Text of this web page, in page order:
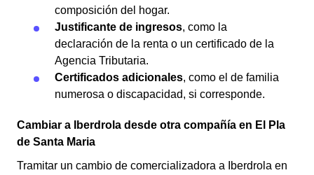
composición del hogar.
Justificante de ingresos, como la
declaración de la renta o un certificado de la
Agencia Tributaria.
Certificados adicionales, como el de familia
numerosa o discapacidad, si corresponde.
Cambiar a Iberdrola desde otra compañía en El Pla
de Santa Maria
Tramitar un cambio de comercializadora a Iberdrola en